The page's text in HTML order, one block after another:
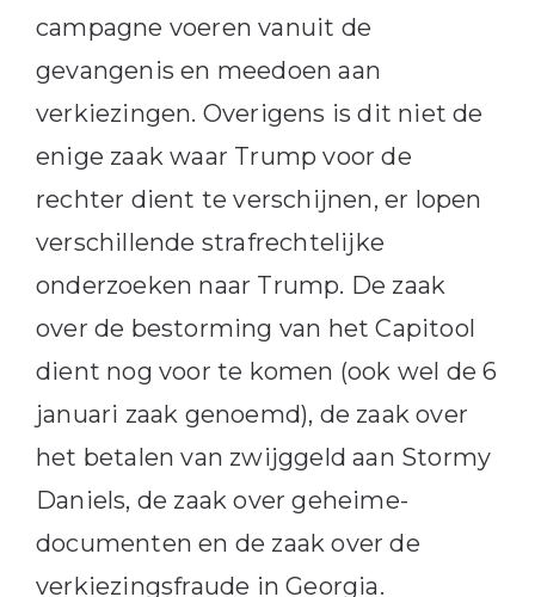
campagne voeren vanuit de
gevangenis en meedoen aan
verkiezingen. Overigens is dit niet de
enige zaak waar Trump voor de
rechter dient te verschijnen, er lopen
verschillende strafrechtelijke
onderzoeken naar Trump. De zaak
over de bestorming van het Capitool
dient nog voor te komen (ook wel de 6
januari zaak genoemd), de zaak over
het betalen van zwijggeld aan Stormy
Daniels, de zaak over geheime-
documenten en de zaak over de
verkiezingsfraude in Georgia.